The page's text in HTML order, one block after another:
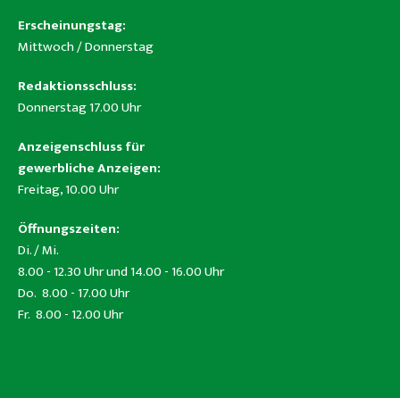
Erscheinungstag:
Mittwoch / Donnerstag
Redaktionsschluss:
Donnerstag 17.00 Uhr
Anzeigenschluss für
gewerbliche Anzeigen:
Freitag, 10.00 Uhr
Öffnungszeiten:
Di. / Mi.
8.00 - 12.30 Uhr und 14.00 - 16.00 Uhr
Do. 8.00 - 17.00 Uhr
Fr. 8.00 - 12.00 Uhr